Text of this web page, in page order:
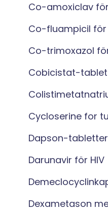
Co-amoxiclav
Co-fluampicil
Co-trimoxazol
Cobicistat-
Cycloserine for
Dapson-tabletter
Darunavir för HIV
Dexametason